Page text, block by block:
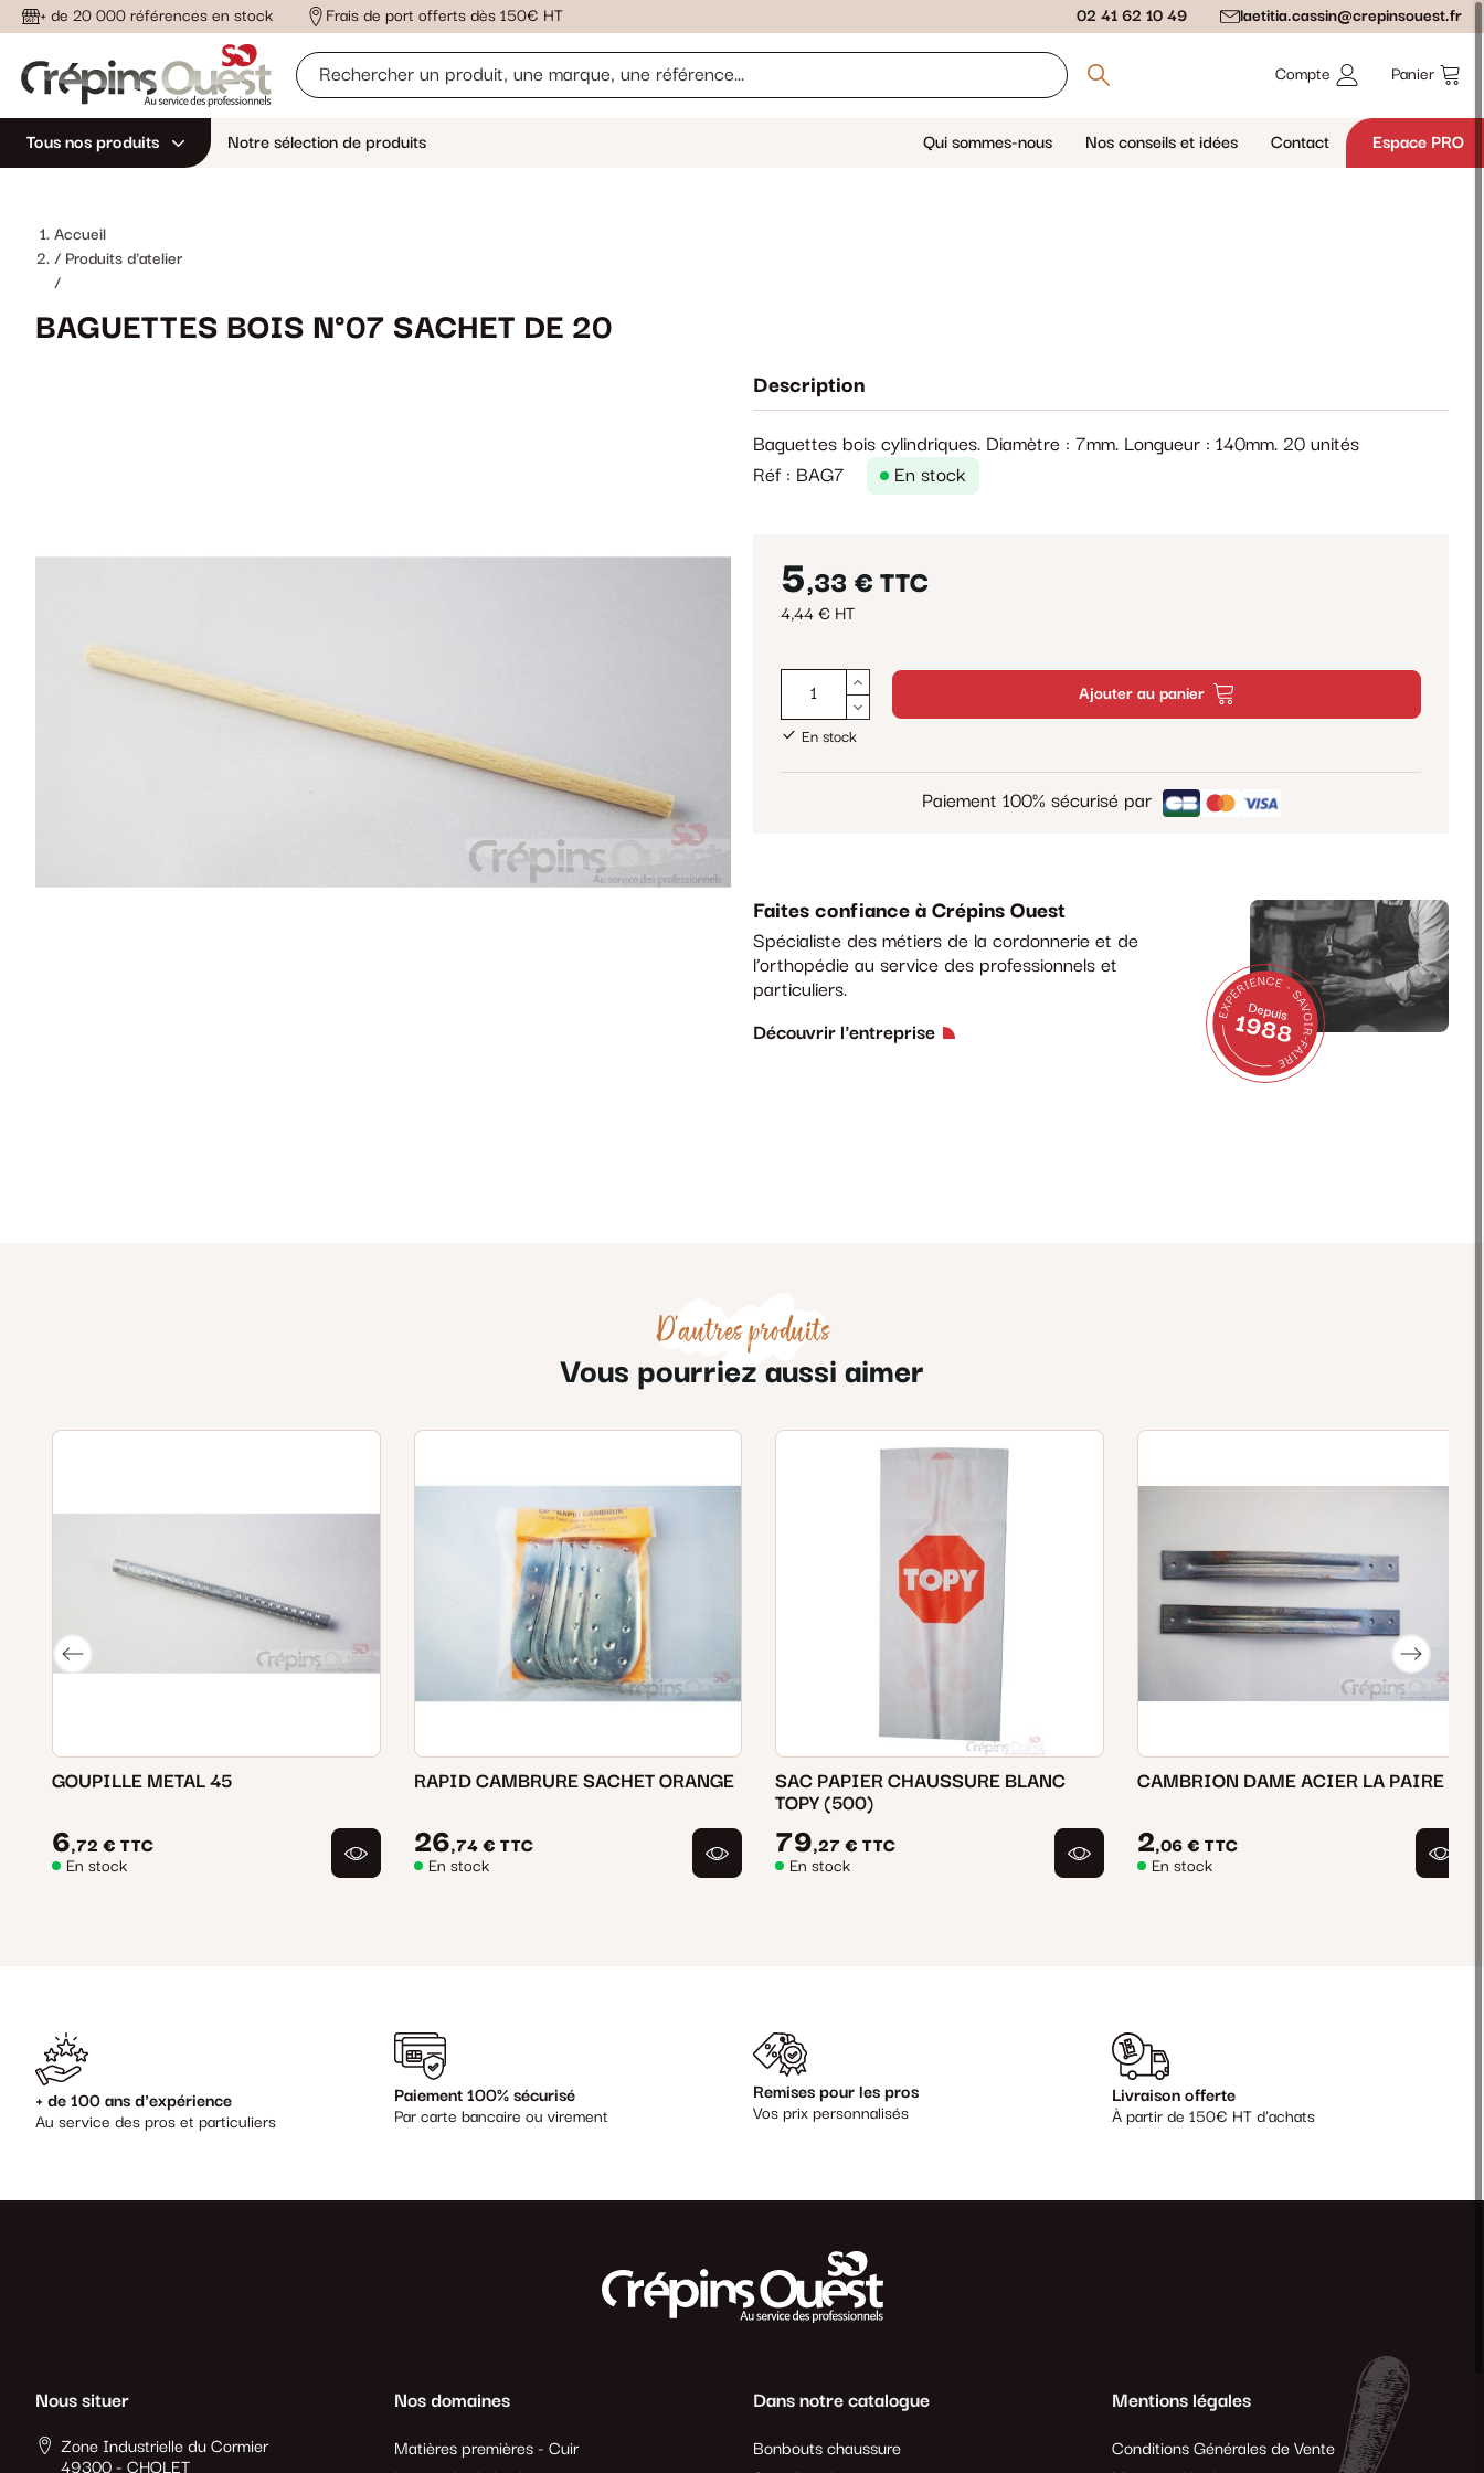
+ de 20 000 références en stock Frais de port offerts dès 150€ HT 02 41 62 10 49 laetitia.cassin@crepinsouest.fr
Compte Panier
Tous nos produits Notre sélection de produits Qui sommes-nous Nos conseils et idées Contact Espace PRO
Accueil
Produits d'atelier
/
BAGUETTES BOIS N°07 SACHET DE 20
Description
Baguettes bois cylindriques. Diamètre : 7mm. Longueur : 140mm. 20 unités
Réf : BAG7
En stock
5,33 € TTC
4,44 € HT
Ajouter au panier
En stock
Paiement 100% sécurisé par
Faites confiance à Crépins Ouest
Spécialiste des métiers de la cordonnerie et de
l’orthopédie au service des professionnels et
particuliers.
Découvrir l'entreprise
D'autres produits
Vous pourriez aussi aimer
GOUPILLE METAL 45
6,72 € TTC
En stock
RAPID CAMBRURE SACHET ORANGE
26,74 € TTC
En stock
SAC PAPIER CHAUSSURE BLANC
TOPY (500)
79,27 € TTC
En stock
CAMBRION DAME ACIER LA PAIRE
2,06 € TTC
En stock
+ de 100 ans d'expérience
Au service des pros et particuliers
Paiement 100% sécurisé
Par carte bancaire ou virement
Remises pour les pros
Vos prix personnalisés
Livraison offerte
À partir de 150€ HT d'achats
Nous situer
Zone Industrielle du Cormier
49300 - CHOLET
Nos domaines
Matières premières - Cuir
Dans notre catalogue
Bonbouts chaussure
Mentions légales
Conditions Générales de Vente